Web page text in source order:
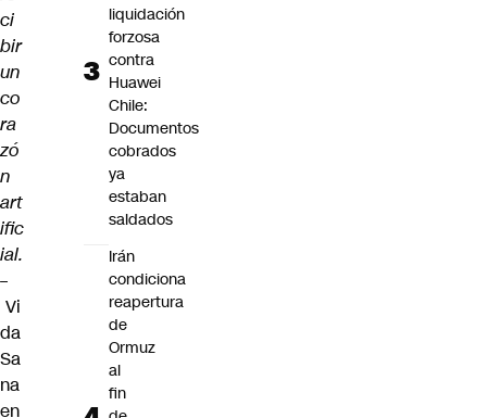
ci
bir
un
co
ra
zó
n
art
ific
ial.
–
Vi
da
Sa
na
en
liquidación
forzosa
contra
Huawei
Chile:
Documentos
cobrados
ya
estaban
saldados
Irán
condiciona
reapertura
de
Ormuz
al
fin